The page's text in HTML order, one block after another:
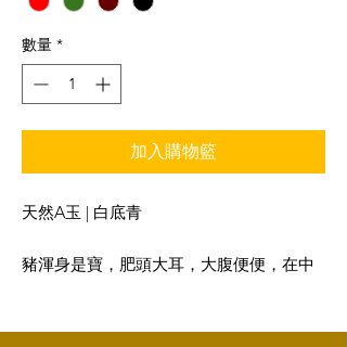
數量 *
加入購物籃
天然A玉 | 白底青
豬渾身是寶，肥頭大耳，大腹便便，在中